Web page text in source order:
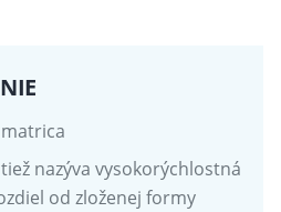
nazýva vysokorýchlostná
od zloženej formy